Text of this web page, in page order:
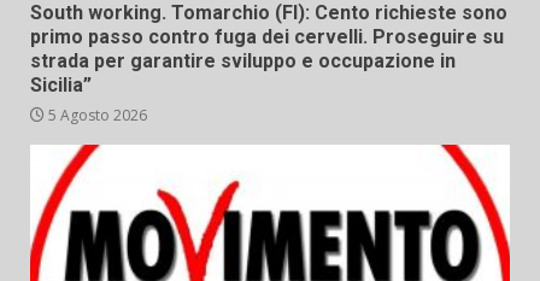
South working. Tomarchio (FI): Cento richieste sono
primo passo contro fuga dei cervelli. Proseguire su
strada per garantire sviluppo e occupazione in
Sicilia”
5 Agosto 2026